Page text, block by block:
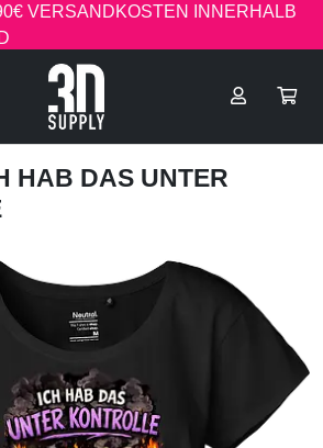
VERSANDKOSTEN INNERHALB
HAB DAS UNTER